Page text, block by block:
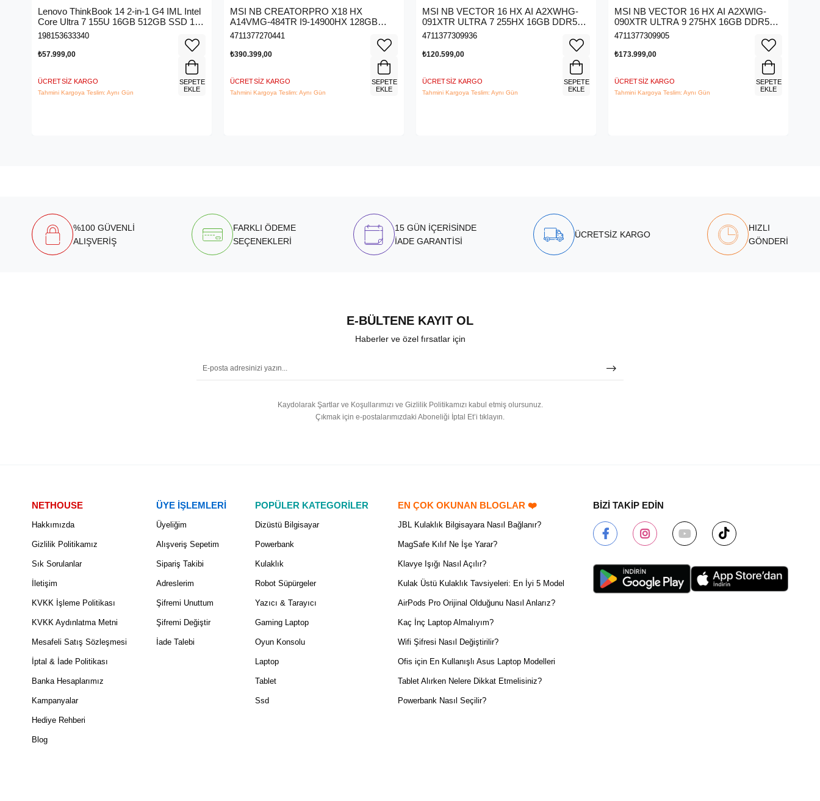
Lenovo ThinkBook 14 2-in-1 G4 IML Intel
Core Ultra 7 155U 16GB 512GB SSD 14"
WUXGA IPS Panel Freedos Dokunmatik
198153633340
₺57.999,00
ÜCRETSIZ KARGO
Tahmini Kargoya Teslim: Aynı Gün
SEPETE
EKLE
MSI NB CREATORPRO X18 HX
A14VMG-484TR I9-14900HX 128GB
DDR5 RTX5000 ADA GDDR6 16GB 4TB
4711377270441
₺390.399,00
ÜCRETSIZ KARGO
Tahmini Kargoya Teslim: Aynı Gün
SEPETE
EKLE
MSI NB VECTOR 16 HX AI A2XWHG-
091XTR ULTRA 7 255HX 16GB DDR5
RTX5070TI GDDR7 12GB 1TB SSD 16.0
4711377309936
₺120.599,00
ÜCRETSIZ KARGO
Tahmini Kargoya Teslim: Aynı Gün
SEPETE
EKLE
MSI NB VECTOR 16 HX AI A2XWIG-
090XTR ULTRA 9 275HX 16GB DDR5
RTX5080 GDDR7 16GB 1TB SSD 16.0
4711377309905
₺173.999,00
ÜCRETSIZ KARGO
Tahmini Kargoya Teslim: Aynı Gün
SEPETE
EKLE
%100 GÜVENLİ
ALIŞVERİŞ
FARKLI ÖDEME
SEÇENEKLERİ
15 GÜN İÇERİSİNDE
İADE GARANTİSİ
ÜCRETSİZ KARGO
HIZLI
GÖNDERİ
E-BÜLTENE KAYIT OL
Haberler ve özel fırsatlar için
Kaydolarak Şartlar ve Koşullarımızı ve Gizlilik Politikamızı kabul etmiş olursunuz.
Çıkmak için e-postalarımızdaki Aboneliği İptal Et’i tıklayın.
NETHOUSE
Hakkımızda
Gizlilik Politikamız
Sık Sorulanlar
İletişim
KVKK İşleme Politikası
KVKK Aydınlatma Metni
Mesafeli Satış Sözleşmesi
İptal & İade Politikası
Banka Hesaplarımız
Kampanyalar
Hediye Rehberi
Blog
ÜYE İŞLEMLERİ
Üyeliğim
Alışveriş Sepetim
Sipariş Takibi
Adreslerim
Şifremi Unuttum
Şifremi Değiştir
İade Talebi
POPÜLER KATEGORİLER
Dizüstü Bilgisayar
Powerbank
Kulaklık
Robot Süpürgeler
Yazıcı & Tarayıcı
Gaming Laptop
Oyun Konsolu
Laptop
Tablet
Ssd
EN ÇOK OKUNAN BLOGLAR ❤️
JBL Kulaklık Bilgisayara Nasıl Bağlanır?
MagSafe Kılıf Ne İşe Yarar?
Klavye Işığı Nasıl Açılır?
Kulak Üstü Kulaklık Tavsiyeleri: En İyi 5 Model
AirPods Pro Orijinal Olduğunu Nasıl Anlarız?
Kaç İnç Laptop Almalıyım?
Wifi Şifresi Nasıl Değiştirilir?
Ofis için En Kullanışlı Asus Laptop Modelleri
Tablet Alırken Nelere Dikkat Etmelisiniz?
Powerbank Nasıl Seçilir?
BİZİ TAKİP EDİN